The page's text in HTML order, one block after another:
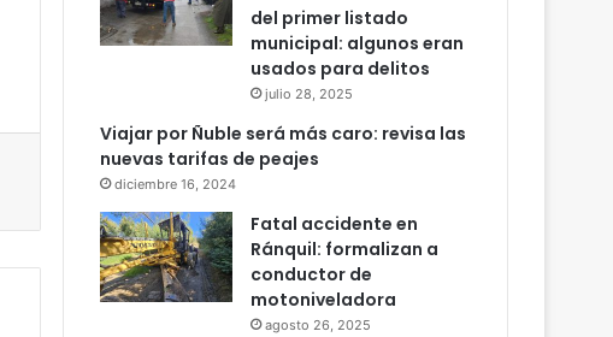
del primer listado
municipal: algunos eran
usados para delitos
julio 28, 2025
Viajar por Ñuble será más caro: revisa las
nuevas tarifas de peajes
diciembre 16, 2024
Fatal accidente en
Ránquil: formalizan a
conductor de
motoniveladora
agosto 26, 2025